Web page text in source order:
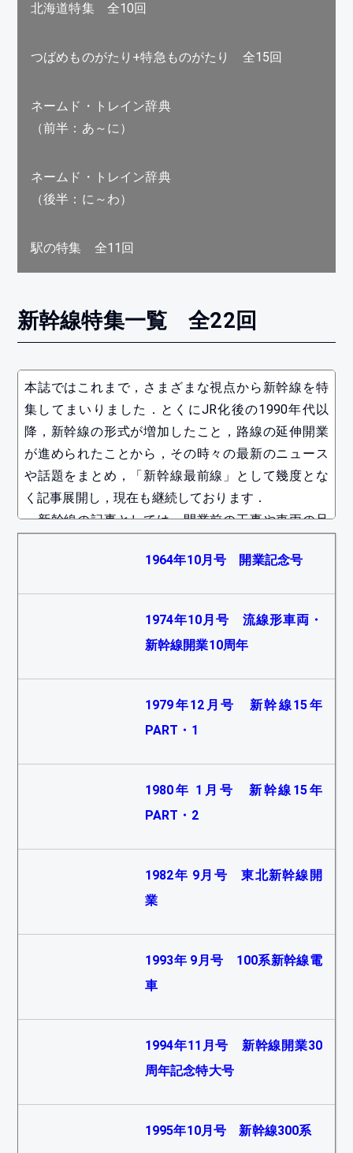
北海道特集 全10回
つばめものがたり+特急ものがたり 全15回
ネームド・トレイン辞典
（前半：あ～に）
ネームド・トレイン辞典
（後半：に～わ）
駅の特集 全11回
新幹線特集一覧 全22回
本誌ではこれまで，さまざまな視点から新幹線を特
集してまいりました．とくにJR化後の1990年代以
降，新幹線の形式が増加したこと，路線の延伸開業
が進められたことから，その時々の最新のニュース
や話題をまとめ，「新幹線最前線」として幾度とな
く記事展開し，現在も継続しております．
新幹線の記事としては，開業前の工事や車両の足
られていますが，蒸機の引退（SLブーム）と同時進
はなかなか受け入れられませんでした．特集として
は，1979年12月号と1980年1月号の「新幹線15年」
えの事例，事業用車，そして15年史と，新幹線特集
その後しばらく間が空き，1993年9月号では，「グ
ランドひかり」の登場で人気が頂点に達していた100
系について，メカニズムから運用，室内，運転室添
幹線特集といたしました．本特集を送り出し，改め
て新幹線人気を把握した次第で，その後の企画へと
1964年10月号 開業記念号
1974年10月号 流線形車両・
新幹線開業10周年
1979年12月号 新幹線15年
PART・1
1980年 1月号 新幹線15年
PART・2
1982年 9月号 東北新幹線開
業
1993年 9月号 100系新幹線電
車
1994年11月号 新幹線開業30
周年記念特大号
1995年10月号 新幹線300系